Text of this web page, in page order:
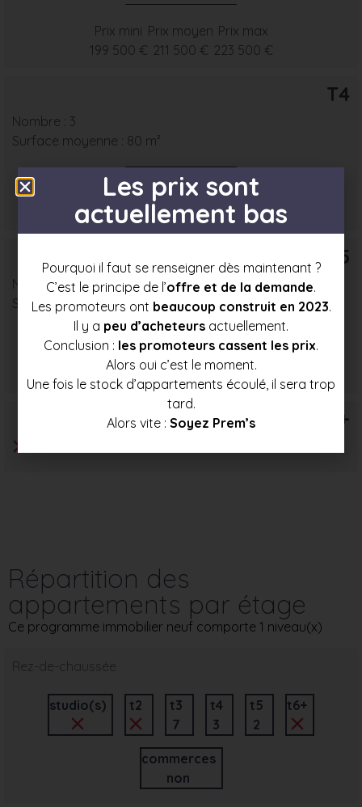
Prix mini
199 500 €
Prix moyen
211 500 €
Prix max
223 500 €
T4
Nombre : 3
Surface moyenne : 80 m²
Prix mini
227 500 €
Prix moyen
241 500 €
Prix max
255 000 €
T5
Nombre : 2
Surface moyenne : 93 m²
Prix mini
248 000 €
Prix moyen
278 000 €
T6+
Répartition des
appartements par étage
Ce programme immobilier neuf comporte 1 niveau(x)
Rez-de-chaussée
studio(s) t2
t3
7
t4
3
t5
2
t6+
commerces
non
Les prix sont
actuellement bas
Pourquoi il faut se renseigner dès maintenant ?
C’est le principe de l’offre et de la demande.
Les promoteurs ont beaucoup construit en 2023.
Il y a peu d’acheteurs actuellement.
Conclusion : les promoteurs cassent les prix.
Alors oui c’est le moment.
Une fois le stock d’appartements écoulé, il sera trop
tard.
Alors vite : Soyez Prem’s